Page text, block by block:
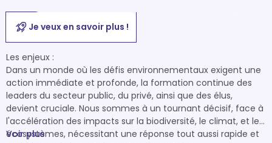
Je veux en savoir plus !
Les enjeux :
Dans un monde où les défis environnementaux exigent une
action immédiate et profonde, la formation continue des
leaders du secteur public, du privé, ainsi que des élus,
devient cruciale. Nous sommes à un tournant décisif, face à
l'accélération des impacts sur la biodiversité, le climat, et les
écosystèmes, nécessitant une réponse tout aussi rapide et
Voir plus